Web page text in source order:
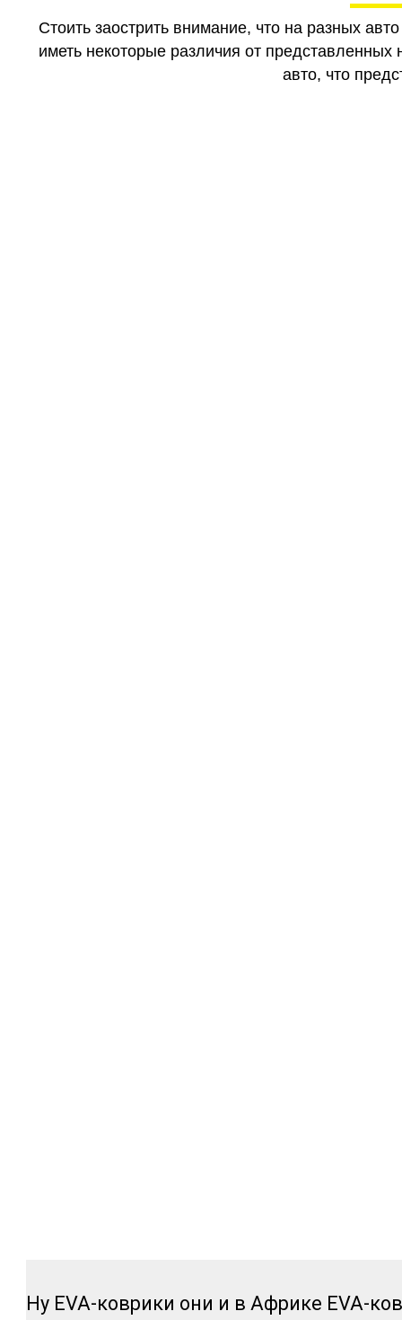
Стоить заострить внимание, что на разных
иметь некоторые различия от
авто, что
Ну EVA-коврики они и в Африке EVA-